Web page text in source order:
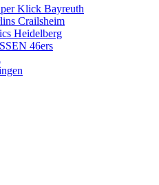
Klick Bayreuth
Crailsheim
Heidelberg
46ers